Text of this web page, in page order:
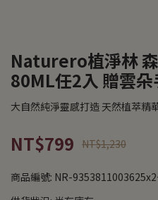
Naturero植淨林
80ML任2入 贈雲
大自然純淨靈感打造 天然植萃精
NT$799 NT$1,230
商品編號: NR-